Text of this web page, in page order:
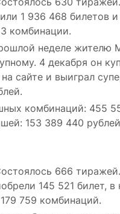
1 936 468 билетов
комбинации.
неделе жителю
4 декабря он
сайте и выиграл
комбинаций: 455
153 389 440
666 тиражей.
145 521 билет, в
759 комбинаций.